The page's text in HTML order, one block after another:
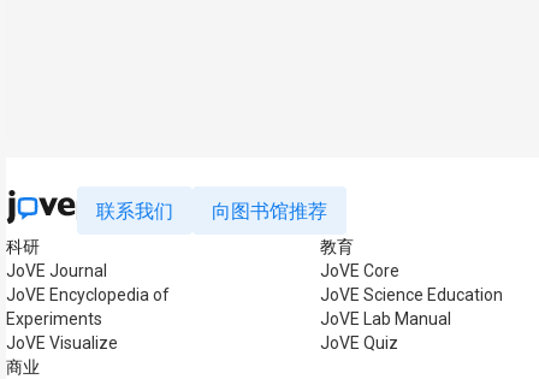
联系我们 向图书馆推荐
科研
JoVE Journal
JoVE Encyclopedia of
Experiments
JoVE Visualize
商业
教育
JoVE Core
JoVE Science Education
JoVE Lab Manual
JoVE Quiz